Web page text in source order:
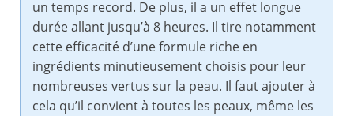
un temps record. De plus, il a un effet longue
durée allant jusqu’à 8 heures. Il tire notamment
cette efficacité d’une formule riche en
ingrédients minutieusement choisis pour leur
nombreuses vertus sur la peau. Il faut ajouter à
cela qu’il convient à toutes les peaux, même les